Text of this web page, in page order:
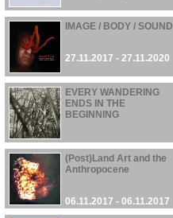
01.03.2018 - 28.05.2018IMAGE / BODY / SOUND
27.11.2017 - 27.11.2020
EVERY WANDERING
ENDS IN THE
BEGINNING
13.11.2017 - 13.11.2017
(Post)Land Art and the
Anthropocene
06.11.2017 - 06.11.2017